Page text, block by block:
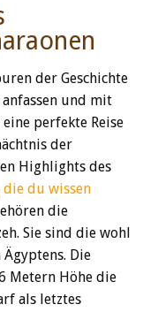
der Geschichte
und mit
perfekte Reise
der
Highlights des
du wissen
die
Sie sind die wohl
Die
Metern Höhe die
als letztes